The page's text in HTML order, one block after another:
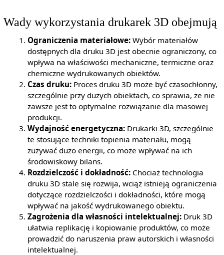
Wady wykorzystania drukarek 3D obejmują
Ograniczenia materiałowe: Wybór materiałów
dostępnych dla druku 3D jest obecnie ograniczony, co
wpływa na właściwości mechaniczne, termiczne oraz
chemiczne wydrukowanych obiektów.
Czas druku: Proces druku 3D może być czasochłonny,
szczególnie przy dużych obiektach, co sprawia, że nie
zawsze jest to optymalne rozwiązanie dla masowej
produkcji.
Wydajność energetyczna: Drukarki 3D, szczególnie
te stosujące techniki topienia materiału, mogą
zużywać dużo energii, co może wpływać na ich
środowiskowy bilans.
Rozdzielczość i dokładność: Chociaż technologia
druku 3D stale się rozwija, wciąż istnieją ograniczenia
dotyczące rozdzielczości i dokładności, które mogą
wpływać na jakość wydrukowanego obiektu.
Zagrożenia dla własności intelektualnej: Druk 3D
ułatwia replikację i kopiowanie produktów, co może
prowadzić do naruszenia praw autorskich i własności
intelektualnej.